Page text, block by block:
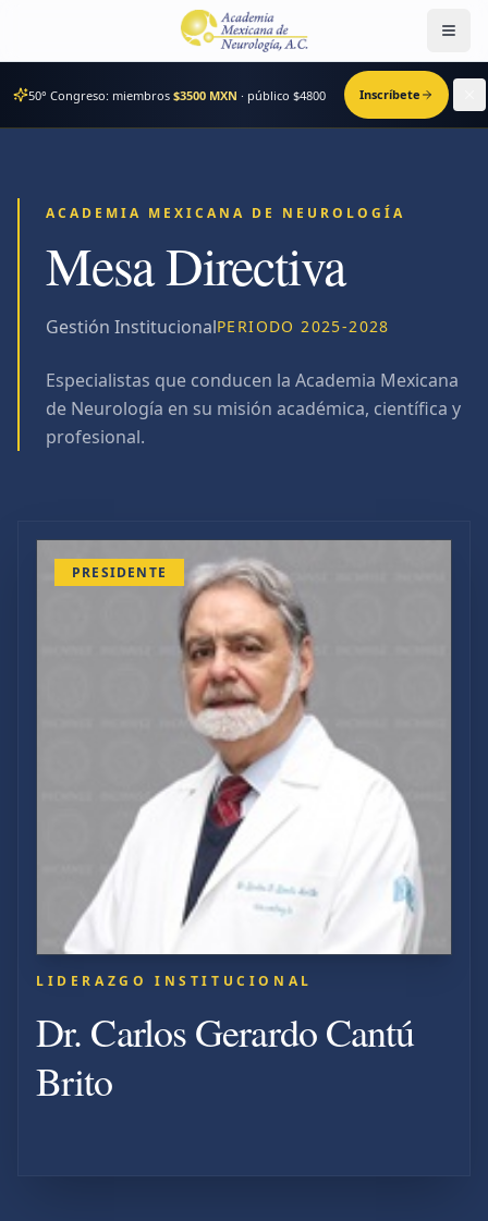
50° Congreso: miembros $3500 MXN · público $4800 Inscríbete
ACADEMIA MEXICANA DE NEUROLOGÍA
Mesa Directiva
Gestión InstitucionalPERIODO2025-2028
Especialistas que conducen la Academia Mexicana
de Neurología en su misión académica, científica y
profesional.
PRESIDENTE
LIDERAZGO INSTITUCIONAL
Dr. Carlos Gerardo Cantú
Brito